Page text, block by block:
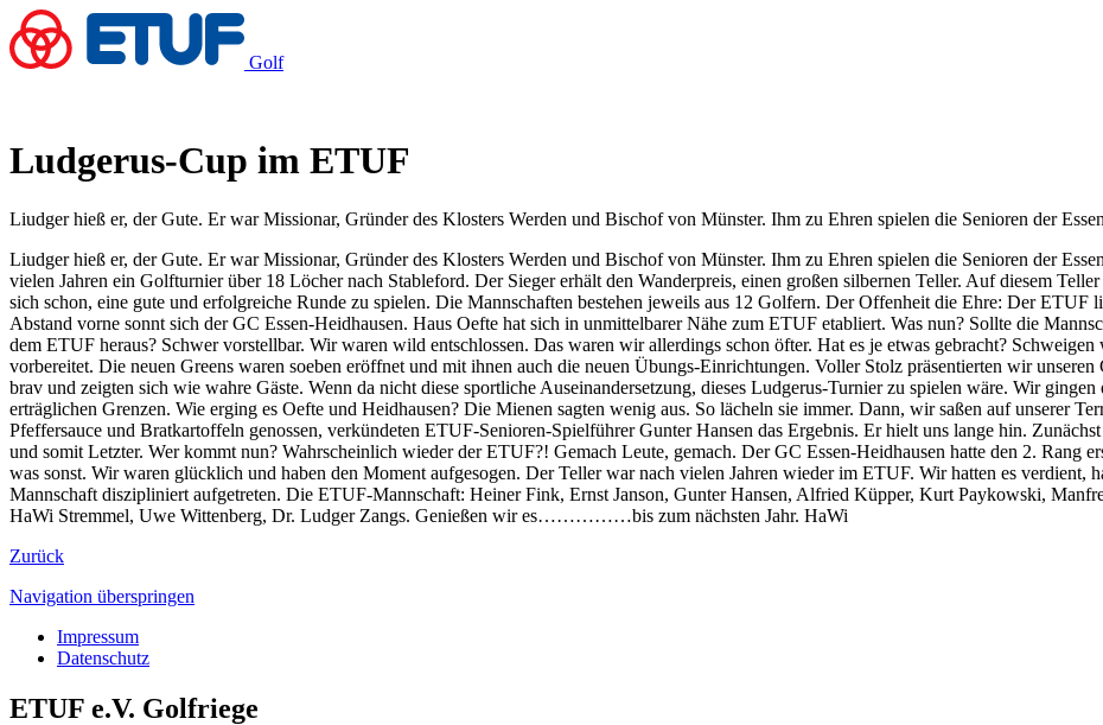
Golf
Ludgerus-Cup im ETUF
Liudger hieß er, der Gute. Er war Missionar, Gründer des Klosters Werden und Bischof von Münster. Ihm zu Ehren spielen die Senioren der
Liudger hieß er, der Gute. Er war Missionar, Gründer des Klosters Werden und Bischof von Münster. Ihm zu Ehren spielen die Senioren der
vielen Jahren ein Golfturnier über 18 Löcher nach Stableford. Der Sieger erhält den Wanderpreis, einen großen silbernen Teller. Auf diesem
sich schon, eine gute und erfolgreiche Runde zu spielen. Die Mannschaften bestehen jeweils aus 12 Golfern. Der Offenheit die Ehre: Der
Abstand vorne sonnt sich der GC Essen-Heidhausen. Haus Oefte hat sich in unmittelbarer Nähe zum ETUF etabliert. Was nun? Sollte die
dem ETUF heraus? Schwer vorstellbar. Wir waren wild entschlossen. Das waren wir allerdings schon öfter. Hat es je etwas gebracht?
vorbereitet. Die neuen Greens waren soeben eröffnet und mit ihnen auch die neuen Übungs-Einrichtungen. Voller Stolz präsentierten wir unseren
brav und zeigten sich wie wahre Gäste. Wenn da nicht diese sportliche Auseinandersetzung, dieses Ludgerus-Turnier zu spielen wäre. Wir
erträglichen Grenzen. Wie erging es Oefte und Heidhausen? Die Mienen sagten wenig aus. So lächeln sie immer. Dann, wir saßen auf unserer
Pfeffersauce und Bratkartoffeln genossen, verkündeten ETUF-Senioren-Spielführer Gunter Hansen das Ergebnis. Er hielt uns lange hin.
und somit Letzter. Wer kommt nun? Wahrscheinlich wieder der ETUF?! Gemach Leute, gemach. Der GC Essen-Heidhausen hatte den 2. Rang
was sonst. Wir waren glücklich und haben den Moment aufgesogen. Der Teller war nach vielen Jahren wieder im ETUF. Wir hatten es verdient,
Mannschaft diszipliniert aufgetreten. Die ETUF-Mannschaft: Heiner Fink, Ernst Janson, Gunter Hansen, Alfried Küpper, Kurt Paykowski,
HaWi Stremmel, Uwe Wittenberg, Dr. Ludger Zangs. Genießen wir es……………bis zum nächsten Jahr. HaWi
Zurück
Navigation überspringen
Impressum
Datenschutz
ETUF e.V. Golfriege